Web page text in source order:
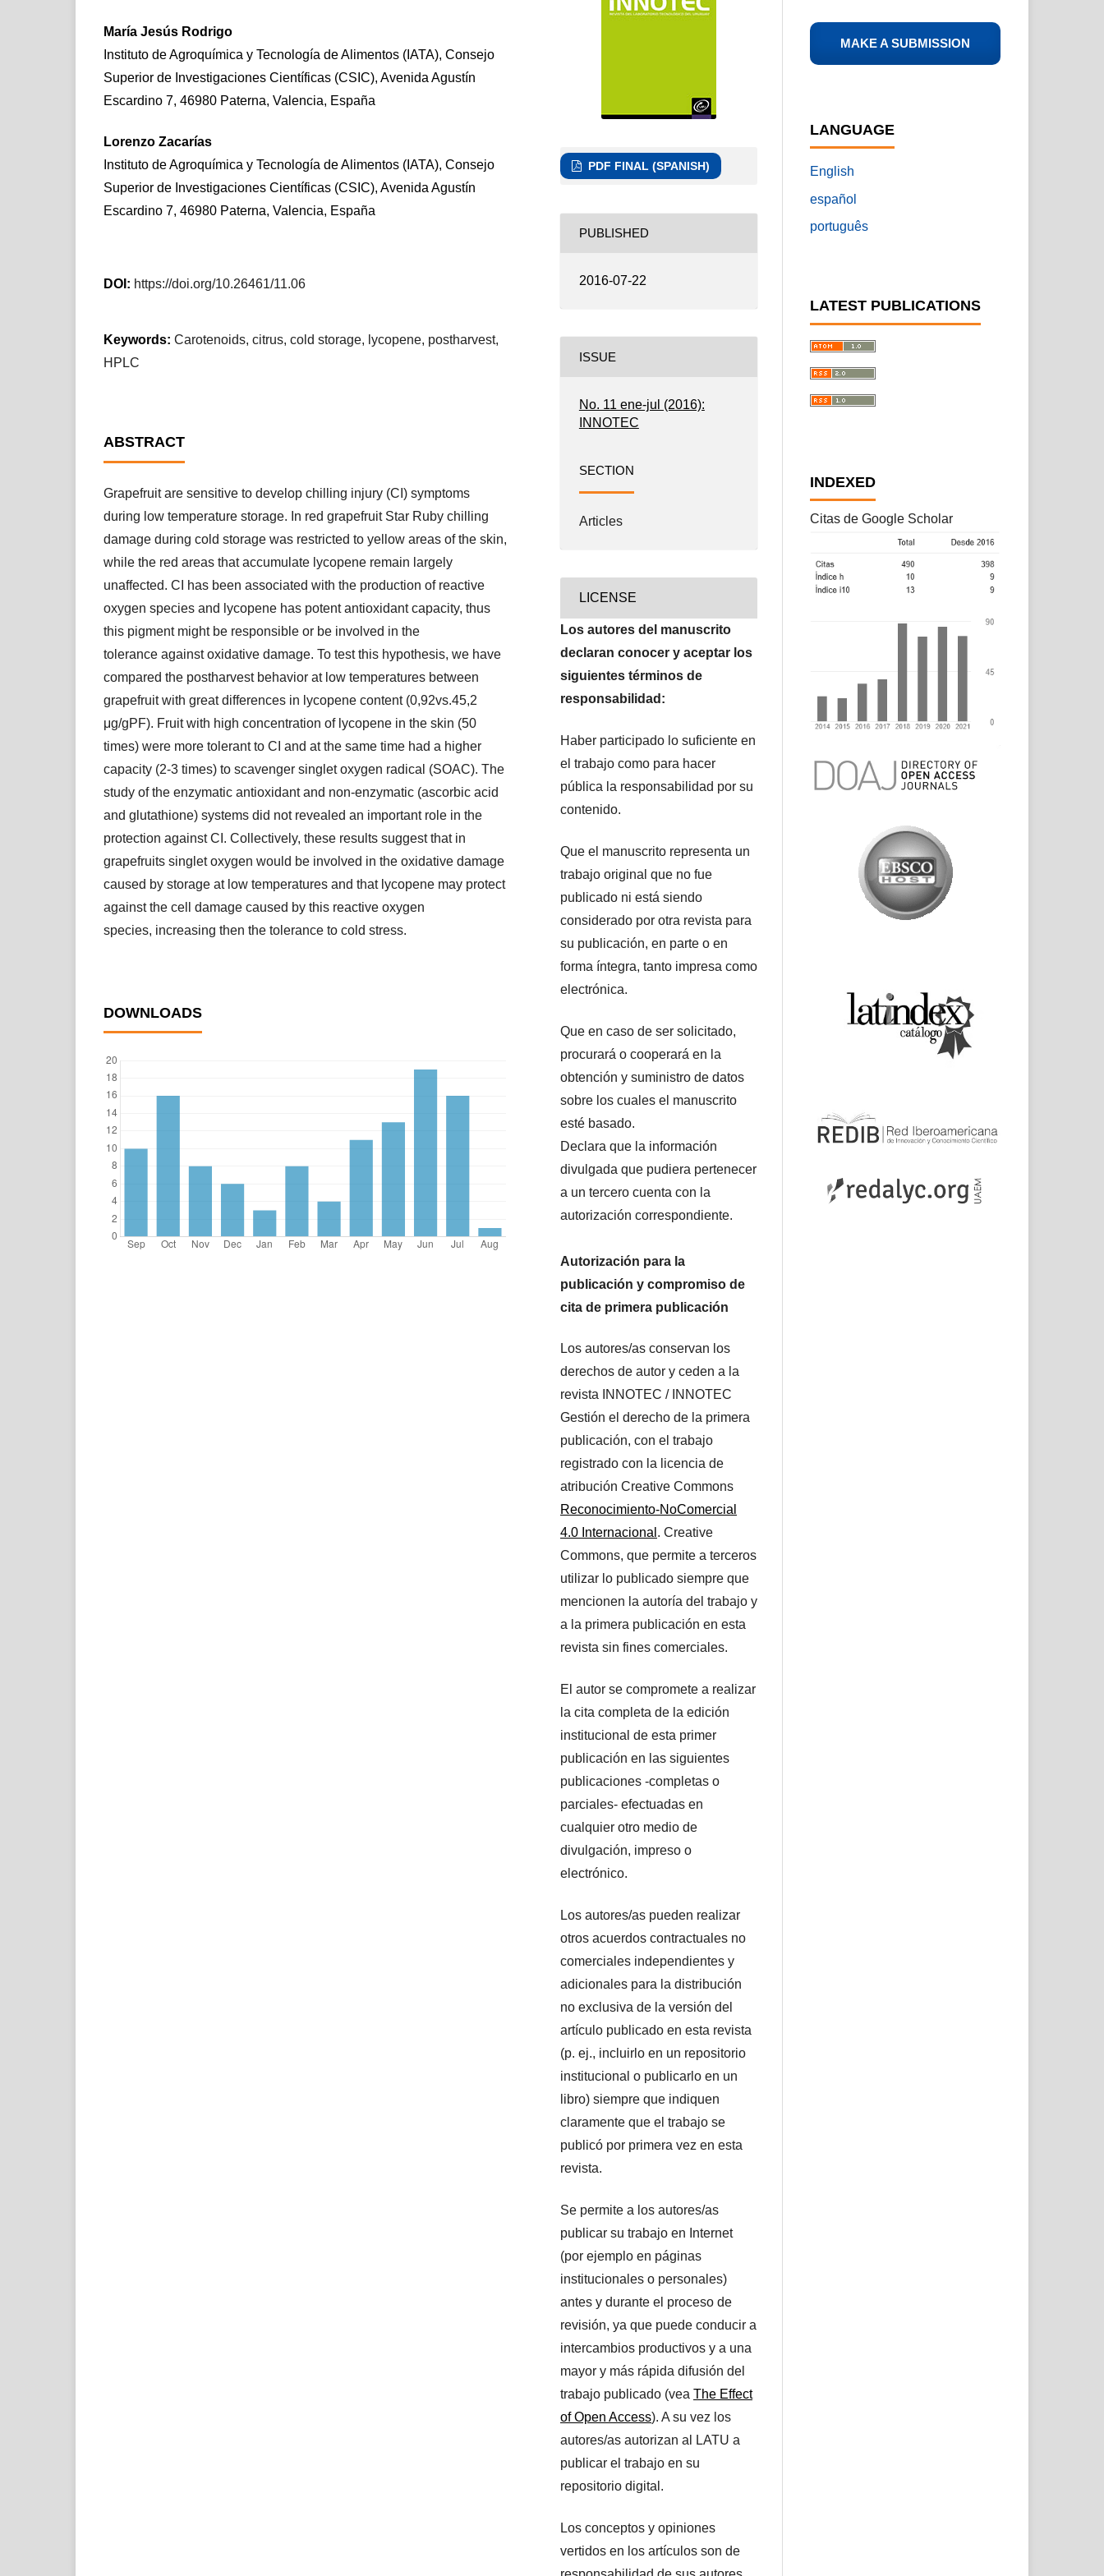
María Jesús Rodrigo
Instituto de Agroquímica y Tecnología de Alimentos (IATA), Consejo
Superior de Investigaciones Científicas (CSIC), Avenida Agustín
Escardino 7, 46980 Paterna, Valencia, España
Lorenzo Zacarías
Instituto de Agroquímica y Tecnología de Alimentos (IATA), Consejo
Superior de Investigaciones Científicas (CSIC), Avenida Agustín
Escardino 7, 46980 Paterna, Valencia, España
DOI: https://doi.org/10.26461/11.06
Keywords:Carotenoids, citrus, cold storage, lycopene, postharvest,
HPLC
ABSTRACT
Grapefruit are sensitive to develop chilling injury (CI) symptoms
during low temperature storage. In red grapefruit Star Ruby chilling
damage during cold storage was restricted to yellow areas of the skin,
while the red areas that accumulate lycopene remain largely
unaffected. CI has been associated with the production of reactive
oxygen species and lycopene has potent antioxidant capacity, thus
this pigment might be responsible or be involved in the
tolerance against oxidative damage. To test this hypothesis, we have
compared the postharvest behavior at low temperatures between
grapefruit with great differences in lycopene content (0,92vs.45,2
μg/gPF). Fruit with high concentration of lycopene in the skin (50
times) were more tolerant to CI and at the same time had a higher
capacity (2-3 times) to scavenger singlet oxygen radical (SOAC). The
study of the enzymatic antioxidant and non-enzymatic (ascorbic acid
and glutathione) systems did not revealed an important role in the
protection against CI. Collectively, these results suggest that in
grapefruits singlet oxygen would be involved in the oxidative damage
caused by storage at low temperatures and that lycopene may protect
against the cell damage caused by this reactive oxygen
species, increasing then the tolerance to cold stress.
DOWNLOADS
PDF FINAL (SPANISH)
PUBLISHED
2016-07-22
ISSUE
No. 11 ene-jul (2016):
INNOTEC
SECTION
Articles
LICENSE
Los autores del manuscrito
declaran conocer y aceptar los
siguientes términos de
responsabilidad:
Haber participado lo suficiente en
el trabajo como para hacer
pública la responsabilidad por su
contenido.
Que el manuscrito representa un
trabajo original que no fue
publicado ni está siendo
considerado por otra revista para
su publicación, en parte o en
forma íntegra, tanto impresa como
electrónica.
Que en caso de ser solicitado,
procurará o cooperará en la
obtención y suministro de datos
sobre los cuales el manuscrito
esté basado.
Declara que la información
divulgada que pudiera pertenecer
a un tercero cuenta con la
autorización correspondiente.
Autorización para la
publicación y compromiso de
cita de primera publicación
Los autores/as conservan los
derechos de autor y ceden a la
revista INNOTEC / INNOTEC
Gestión el derecho de la primera
publicación, con el trabajo
registrado con la licencia de
atribución Creative Commons
Reconocimiento-NoComercial
4.0 Internacional . Creative
Commons, que permite a terceros
utilizar lo publicado siempre que
mencionen la autoría del trabajo y
a la primera publicación en esta
revista sin fines comerciales.
El autor se compromete a realizar
la cita completa de la edición
institucional de esta primer
publicación en las siguientes
publicaciones -completas o
parciales- efectuadas en
cualquier otro medio de
divulgación, impreso o
electrónico.
Los autores/as pueden realizar
otros acuerdos contractuales no
comerciales independientes y
adicionales para la distribución
no exclusiva de la versión del
artículo publicado en esta revista
(p. ej., incluirlo en un repositorio
institucional o publicarlo en un
libro) siempre que indiquen
claramente que el trabajo se
publicó por primera vez en esta
revista.
Se permite a los autores/as
publicar su trabajo en Internet
(por ejemplo en páginas
institucionales o personales)
antes y durante el proceso de
revisión, ya que puede conducir a
intercambios productivos y a una
mayor y más rápida difusión del
trabajo publicado (vea The Effect
of Open Access). A su vez los
autores/as autorizan al LATU a
publicar el trabajo en su
repositorio digital.
Los conceptos y opiniones
vertidos en los artículos son de
MAKE A SUBMISSION
LANGUAGE
English
español
português
LATEST PUBLICATIONS
INDEXED
Citas de Google Scholar